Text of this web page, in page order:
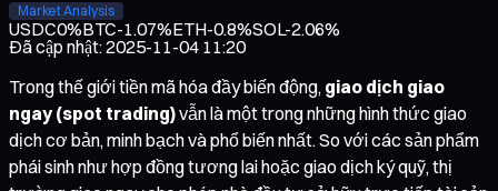
Market Analysis
USDC0%BTC-1.07%ETH-0.8%SOL-2.06%
Đã cập nhật:2025-11-04 11:20
Trong thế giới tiền mã hóa đầy biến động, giao dịch giao
ngay (spot trading)vẫn là một trong những hình thức giao
dịch cơ bản, minh bạch và phổ biến nhất. So với các sản phẩm
phái sinh như hợp đồng tương lai hoặc giao dịch ký quỹ, thị